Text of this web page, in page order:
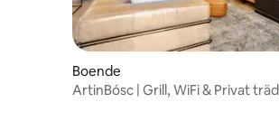
Boende
ArtinBósc | Grill, WiFi & Privat